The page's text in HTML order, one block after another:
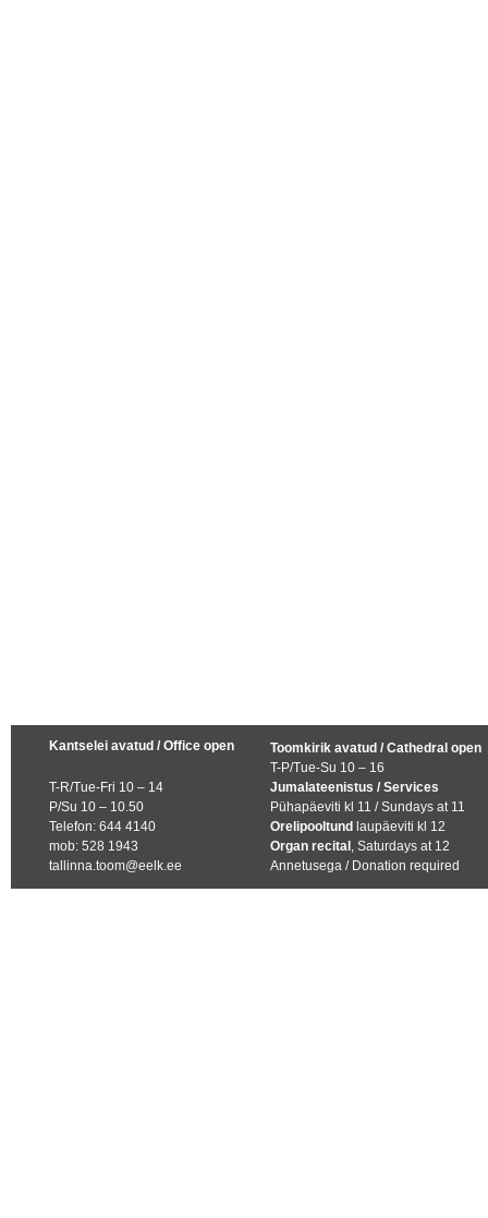
Kantselei avatud / Office open
T-R/Tue-Fri 10 – 14
P/Su 10 – 10.50
Telefon: 644 4140
mob: 528 1943
tallinna.toom@eelk.ee
Toomkirik avatud / Cathedral open
T-P/Tue-Su 10 – 16
Jumalateenistus / Services
Pühapäeviti kl 11 / Sundays at 11
Orelipooltund laupäeviti kl 12
Organ recital , Saturdays at 12
Annetusega / Donation required